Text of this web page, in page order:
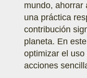
mundo, ahorrar
una práctica
contribución
planeta. En
optimizar el
acciones